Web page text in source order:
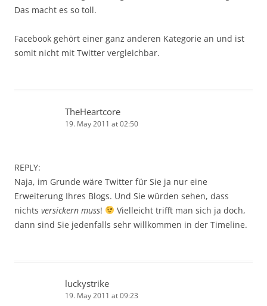
Das macht es so toll.
Facebook gehört einer ganz anderen Kategorie an und ist
somit nicht mit Twitter vergleichbar.
TheHeartcore
19. May 2011 at 02:50
REPLY:
Naja, im Grunde wäre Twitter für Sie ja nur eine
Erweiterung Ihres Blogs. Und Sie würden sehen, dass
nichts versickern muss!
Vielleicht trifft man sich ja doch,
dann sind Sie jedenfalls sehr willkommen in der Timeline.
luckystrike
19. May 2011 at 09:23